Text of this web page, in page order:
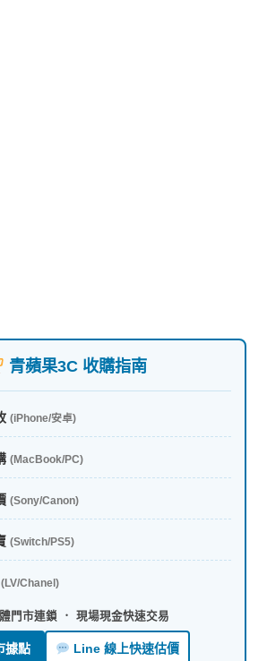
青蘋果3C 收購指南
(iPhone/安卓)
(MacBook/PC)
(Sony/Canon)
(Switch/PS5)
(LV/Chanel)
門市連鎖 ． 現場現金快速交易
據點 Line 線上快速估價